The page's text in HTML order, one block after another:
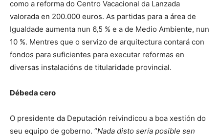
como a reforma do Centro Vacacional da Lanzada
valorada en 200.000 euros. As partidas para a área de
Igualdade aumenta nun 6,5 % e a de Medio Ambiente, nun
10 %. Mentres que o servizo de arquitectura contará con
fondos para suficientes para executar reformas en
diversas instalacións de titularidade provincial.
Débeda cero
O presidente da Deputación reivindicou a boa xestión do
seu equipo de goberno. “Nada disto sería posible sen